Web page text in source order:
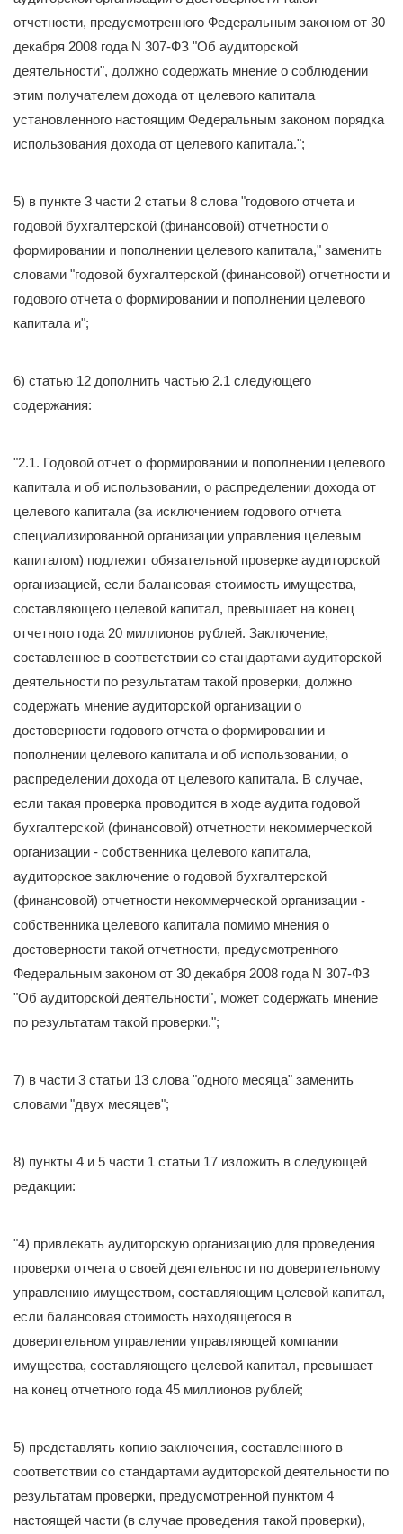
отчетности, предусмотренного Федеральным законом от 30
декабря 2008 года N 307-ФЗ "Об аудиторской
деятельности", должно содержать мнение о соблюдении
этим получателем дохода от целевого капитала
установленного настоящим Федеральным законом порядка
использования дохода от целевого капитала.";
5) в пункте 3 части 2 статьи 8 слова "годового отчета и
годовой бухгалтерской (финансовой) отчетности о
формировании и пополнении целевого капитала," заменить
словами "годовой бухгалтерской (финансовой) отчетности и
годового отчета о формировании и пополнении целевого
капитала и";
6) статью 12 дополнить частью 2.1 следующего
содержания:
"2.1. Годовой отчет о формировании и пополнении целевого
капитала и об использовании, о распределении дохода от
целевого капитала (за исключением годового отчета
специализированной организации управления целевым
капиталом) подлежит обязательной проверке аудиторской
организацией, если балансовая стоимость имущества,
составляющего целевой капитал, превышает на конец
отчетного года 20 миллионов рублей. Заключение,
составленное в соответствии со стандартами аудиторской
деятельности по результатам такой проверки, должно
содержать мнение аудиторской организации о
достоверности годового отчета о формировании и
пополнении целевого капитала и об использовании, о
распределении дохода от целевого капитала. В случае,
если такая проверка проводится в ходе аудита годовой
бухгалтерской (финансовой) отчетности некоммерческой
организации - собственника целевого капитала,
аудиторское заключение о годовой бухгалтерской
(финансовой) отчетности некоммерческой организации -
собственника целевого капитала помимо мнения о
достоверности такой отчетности, предусмотренного
Федеральным законом от 30 декабря 2008 года N 307-ФЗ
"Об аудиторской деятельности", может содержать мнение
по результатам такой проверки.";
7) в части 3 статьи 13 слова "одного месяца" заменить
словами "двух месяцев";
8) пункты 4 и 5 части 1 статьи 17 изложить в следующей
редакции:
"4) привлекать аудиторскую организацию для проведения
проверки отчета о своей деятельности по доверительному
управлению имуществом, составляющим целевой капитал,
если балансовая стоимость находящегося в
доверительном управлении управляющей компании
имущества, составляющего целевой капитал, превышает
на конец отчетного года 45 миллионов рублей;
5) представлять копию заключения, составленного в
соответствии со стандартами аудиторской деятельности по
результатам проверки, предусмотренной пунктом 4
настоящей части (в случае проведения такой проверки),